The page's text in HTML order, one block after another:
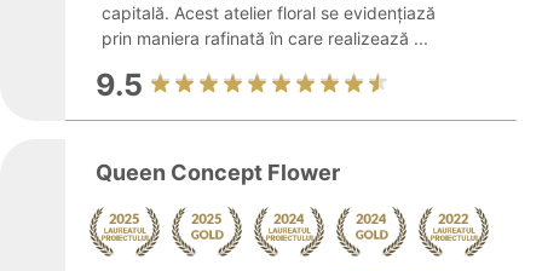
capitală. Acest atelier floral se evidențiază
prin maniera rafinată în care realizează ...
9.5
Queen Concept Flower